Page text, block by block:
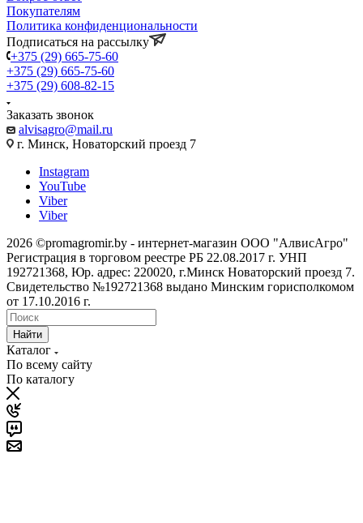
Покупателям
Политика конфиденциональности
Подписаться на рассылку
+375 (29) 665-75-60
+375 (29) 665-75-60
+375 (29) 608-82-15
Заказать звонок
alvisagro@mail.ru
г. Минск, Новаторский проезд 7
Instagram
YouTube
Viber
Viber
2026 ©promagromir.by - интернет-магазин ООО "АлвисАгро"
Регистрация в торговом реестре РБ 22.08.2017 г. УНП
192721368, Юр. адрес: 220020, г.Минск Новаторский проезд 7.
Свидетельство №192721368 выдано Минским горисполкомом
от 17.10.2016 г.
Найти
Каталог
По всему сайту
По каталогу